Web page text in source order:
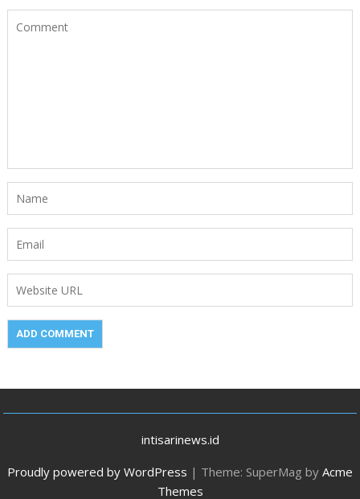
intisarinews.id
Proudly powered by WordPress | Theme: SuperMag by Acme
Themes